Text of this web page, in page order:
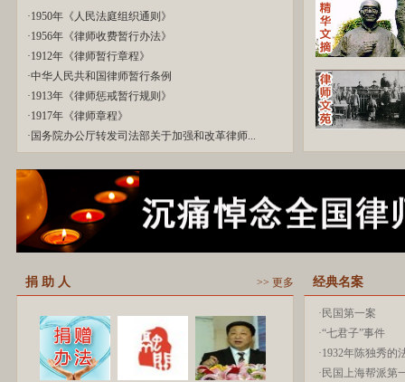
·1950年《人民法庭组织通则》
·1956年《律师收费暂行办法》
·1912年《律师暂行章程》
·中华人民共和国律师暂行条例
·1913年《律师惩戒暂行规则》
·1917年《律师章程》
· 国务院办公厅转发司法部关于加强和改革律师...
捐 助 人 >> 更多 经典名案
· 民国第一案
·“七君子”事件
·1932年陈独秀的
· 民国上海帮派第